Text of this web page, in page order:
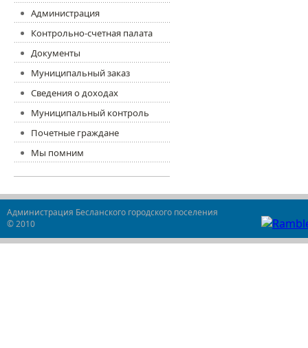
Администрация
Контрольно-счетная палата
Документы
Муниципальный заказ
Сведения о доходах
Муниципальный контроль
Почетные граждане
Мы помним
Администрация Бесланского городского поселения
© 2010